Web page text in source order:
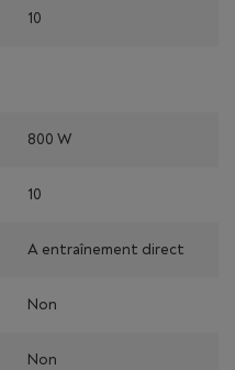
10
800 W
10
A entraînement direct
Non
Non